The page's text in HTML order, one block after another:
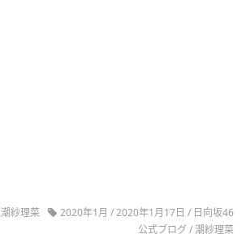
潮紗理菜 2020年1月 /2020年1月17日 / 日向坂46
公式ブログ/潮紗理菜